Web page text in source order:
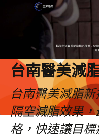
台南醫美減
台南醫美減脂
隔空減脂效果
格，快速讓目